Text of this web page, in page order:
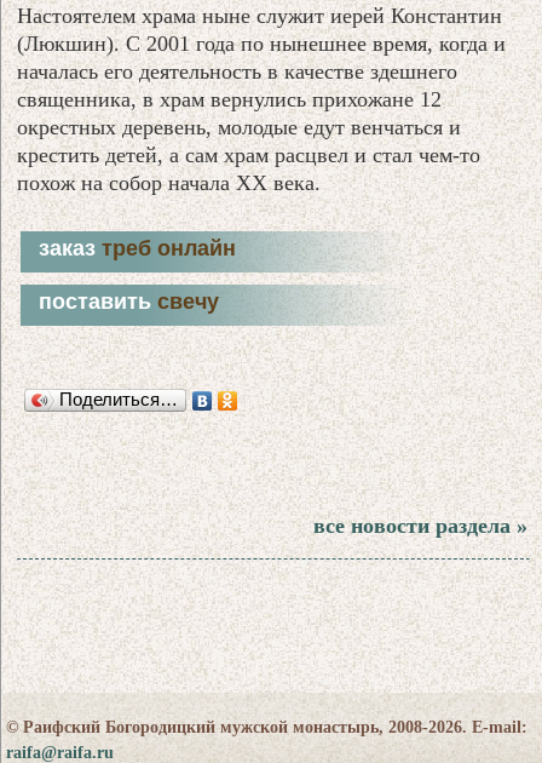
Настоятелем храма ныне служит иерей Константин
(Люкшин). С 2001 года по нынешнее время, когда и
началась его деятельность в качестве здешнего
священника, в храм вернулись прихожане 12
окрестных деревень, молодые едут венчаться и
крестить детей, а сам храм расцвел и стал чем-то
похож на собор начала XX века.
заказтреб онлайн
поставитьсвечу
Поделиться…
все новости раздела »
© Раифский Богородицкий мужской монастырь, 2008-2026. E-mail:
raifa@raifa.ru